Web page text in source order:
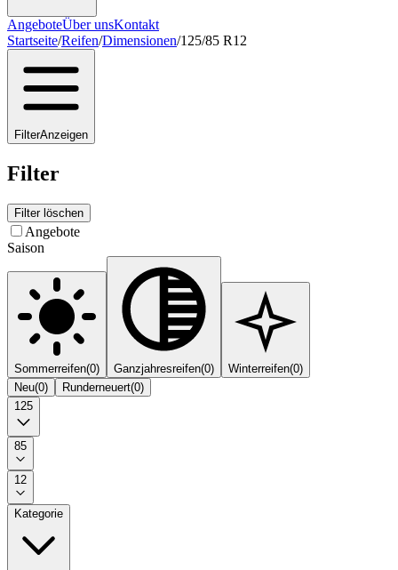
AngeboteÜber unsKontakt
Startseite/Reifen/Dimensionen/125/85 R12
FilterAnzeigen
Filter
Filter löschen
Angebote
Saison
Sommerreifen(0) Ganzjahresreifen(0) Winterreifen(0)
Neu(0) Runderneuert(0)
125
85
12
Kategorie